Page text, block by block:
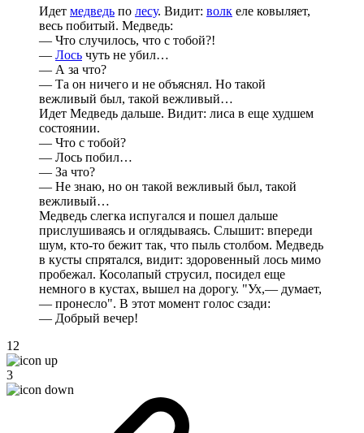
Идет медведь по лесу. Видит: волк еле ковыляет,
весь побитый. Медведь:
— Что случилось, что с тобой?!
— Лось чуть не убил…
— А за что?
— Та он ничего и не объяснял. Но такой
вежливый был, такой вежливый…
Идет Медведь дальше. Видит: лиса в еще худшем
состоянии.
— Что с тобой?
— Лось побил…
— За что?
— Не знаю, но он такой вежливый был, такой
вежливый…
Медведь слегка испугался и пошел дальше
прислушиваясь и оглядываясь. Слышит: впереди
шум, кто-то бежит так, что пыль столбом. Медведь
в кусты спрятался, видит: здоровенный лось мимо
пробежал. Косолапый струсил, посидел еще
немного в кустах, вышел на дорогу. "Ух,— думает,
— пронесло". В этот момент голос сзади:
— Добрый вечер!
12
3